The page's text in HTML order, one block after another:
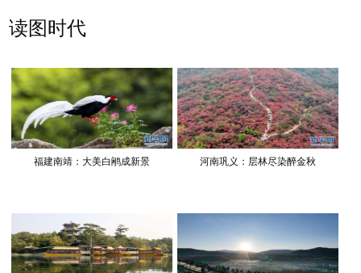
读图时代
福建南靖：大美白鹇成新景 河南巩义：层林尽染醉金秋